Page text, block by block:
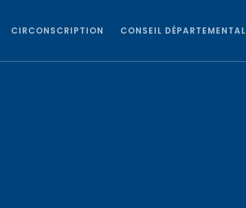
CIRCONSCRIPTION CONSEIL DÉPARTEMENTAL